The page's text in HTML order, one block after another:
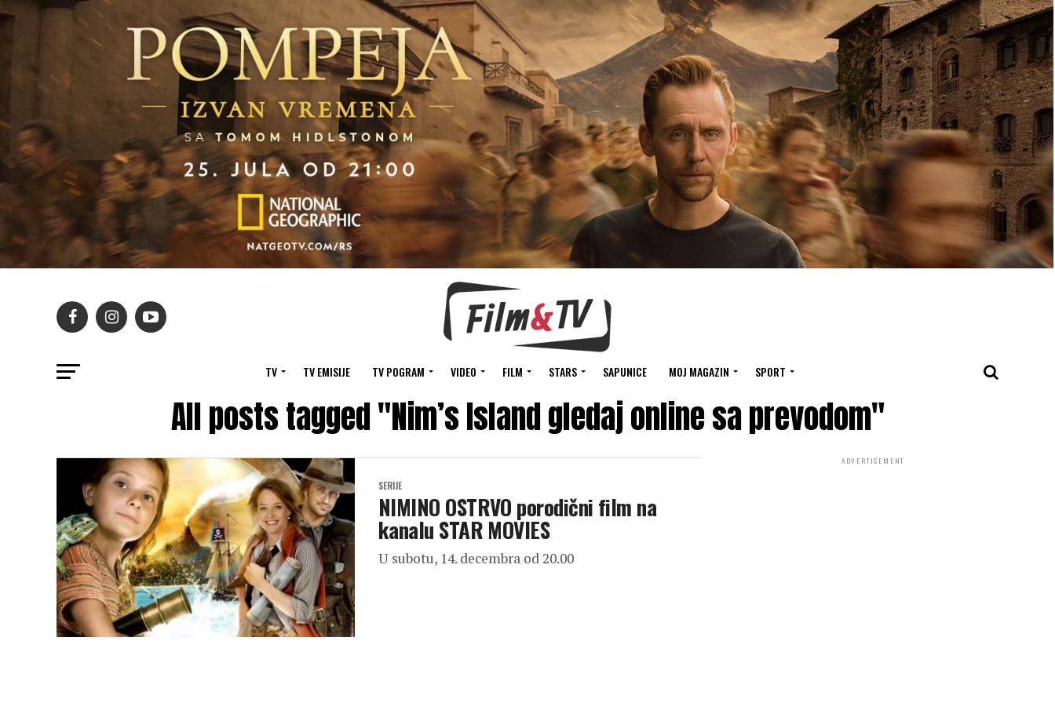
TV TV EMISIJE TV POGRAM VIDEO FILM STARS SAPUNICE MOJ MAGAZIN SPORT
All posts tagged "Nim’s Island gledaj online sa prevodom"
SERIJE
NIMINO OSTRVO porodični film na
kanalu STAR MOVIES
U subotu, 14. decembra od 20.00
ADVERTISEMENT